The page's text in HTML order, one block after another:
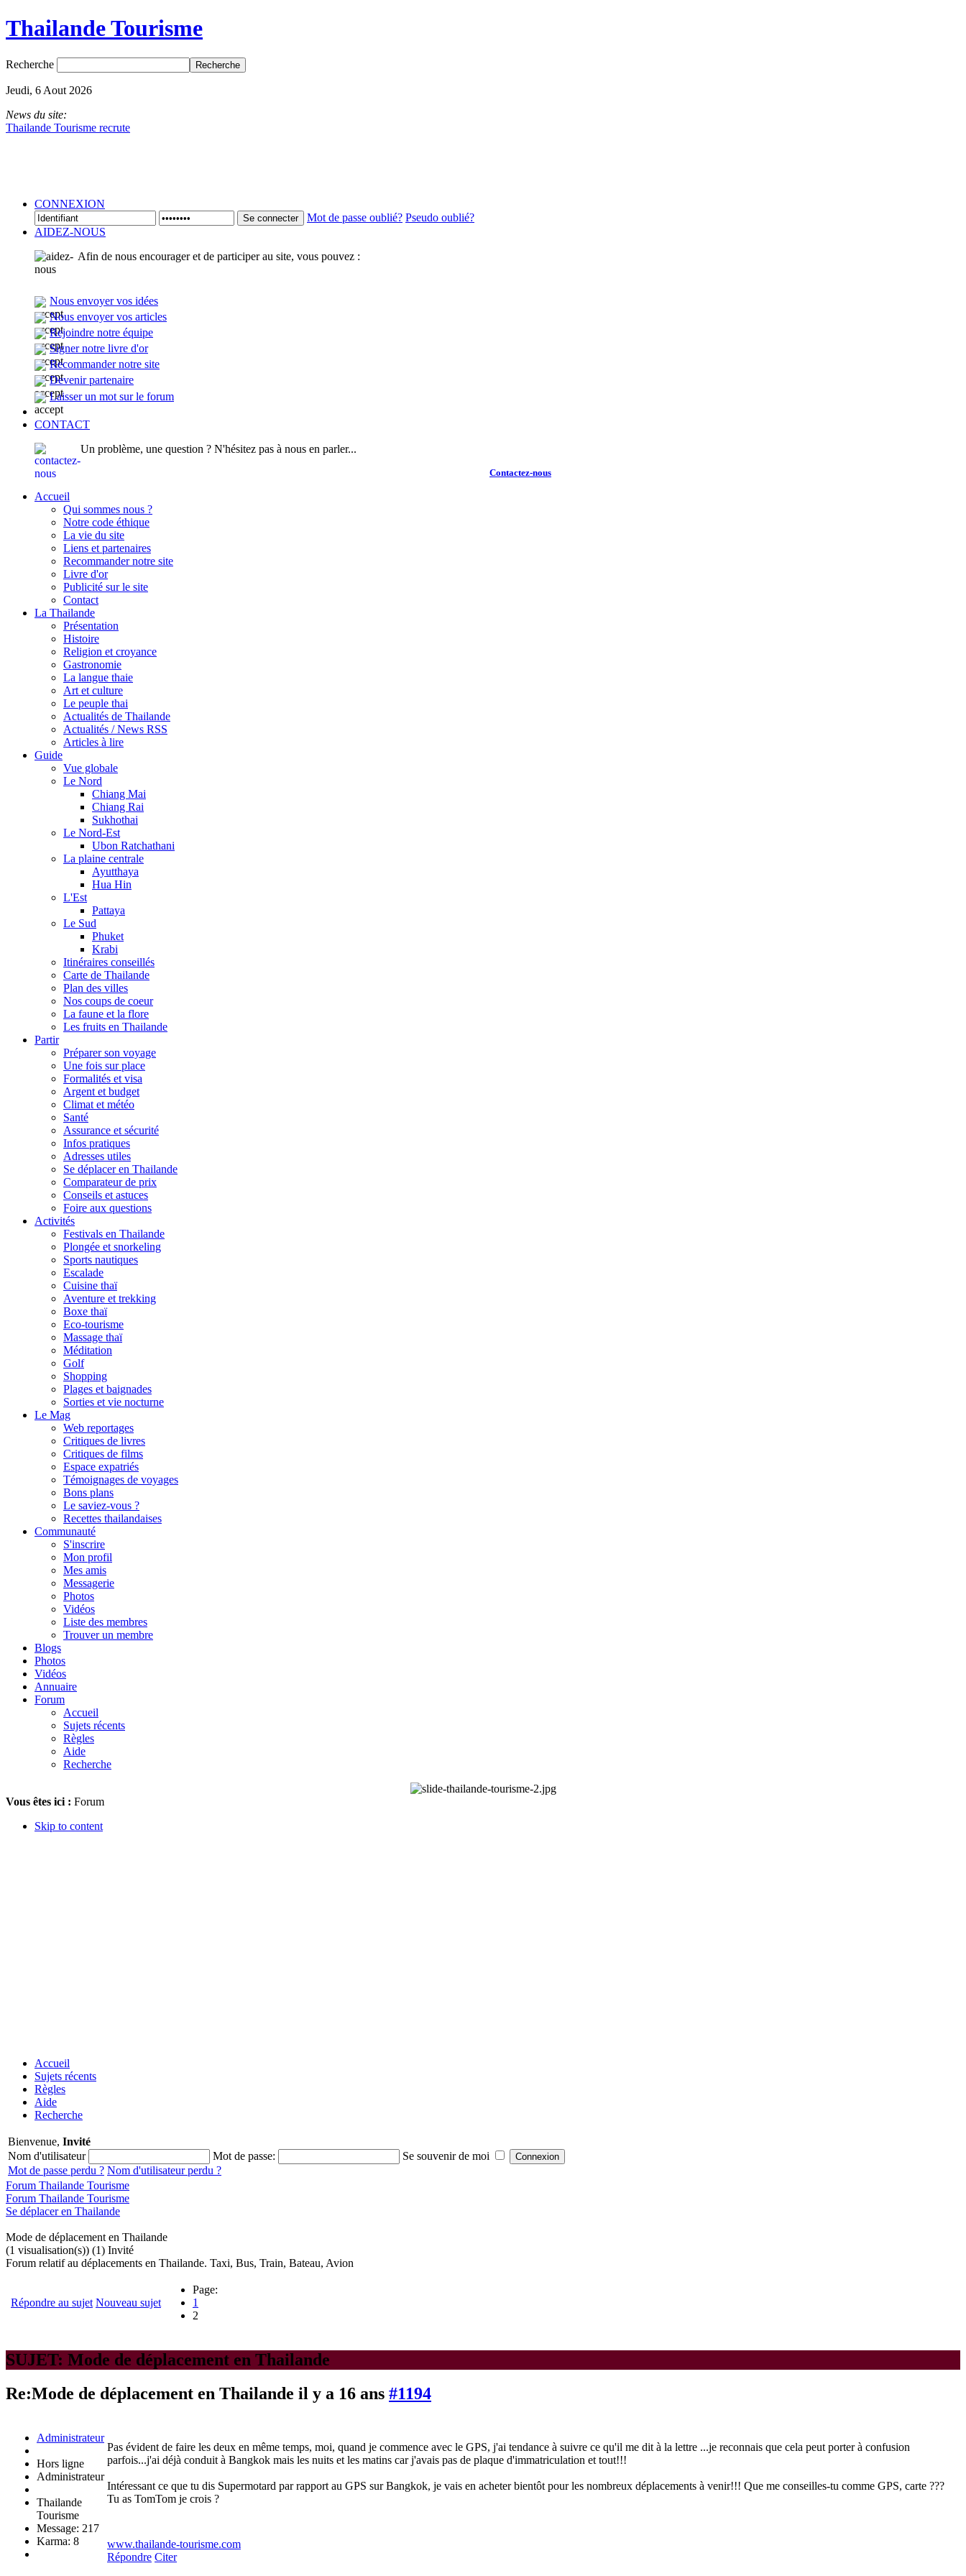
Thailande Tourisme
Recherche
Jeudi, 6 Aout 2026
News du site:
Thailande Tourisme recrute
CONNEXION
Se connecter Mot de passe oublié? Pseudo oublié?
AIDEZ-NOUS
Afin de nous encourager et de participer au site, vous pouvez :
Nous envoyer vos idées
Nous envoyer vos articles
Rejoindre notre équipe
Signer notre livre d'or
Recommander notre site
Devenir partenaire
Laisser un mot sur le forum
CONTACT
Un problème, une question ? N'hésitez pas à nous en parler...
Contactez-nous
Accueil
Qui sommes nous ?
Notre code éthique
La vie du site
Liens et partenaires
Recommander notre site
Livre d'or
Publicité sur le site
Contact
La Thailande
Présentation
Histoire
Religion et croyance
Gastronomie
La langue thaie
Art et culture
Le peuple thai
Actualités de Thailande
Actualités / News RSS
Articles à lire
Guide
Vue globale
Le Nord
Chiang Mai
Chiang Rai
Sukhothai
Le Nord-Est
Ubon Ratchathani
La plaine centrale
Ayutthaya
Hua Hin
L'Est
Pattaya
Le Sud
Phuket
Krabi
Itinéraires conseillés
Carte de Thailande
Plan des villes
Nos coups de coeur
La faune et la flore
Les fruits en Thailande
Partir
Préparer son voyage
Une fois sur place
Formalités et visa
Argent et budget
Climat et météo
Santé
Assurance et sécurité
Infos pratiques
Adresses utiles
Se déplacer en Thailande
Comparateur de prix
Conseils et astuces
Foire aux questions
Activités
Festivals en Thailande
Plongée et snorkeling
Sports nautiques
Escalade
Cuisine thaï
Aventure et trekking
Boxe thaï
Eco-tourisme
Massage thaï
Méditation
Golf
Shopping
Plages et baignades
Sorties et vie nocturne
Le Mag
Web reportages
Critiques de livres
Critiques de films
Espace expatriés
Témoignages de voyages
Bons plans
Le saviez-vous ?
Recettes thailandaises
Communauté
S'inscrire
Mon profil
Mes amis
Messagerie
Photos
Vidéos
Liste des membres
Trouver un membre
Blogs
Photos
Vidéos
Annuaire
Forum
Accueil
Sujets récents
Règles
Aide
Recherche
Vous êtes ici : Forum
Skip to content
Accueil
Sujets récents
Règles
Aide
Recherche
Bienvenue, Invité
Nom d'utilisateur
Mot de passe:
Se souvenir de moi
Mot de passe perdu ? Nom d'utilisateur perdu ?
Forum Thailande Tourisme
Forum Thailande Tourisme
Se déplacer en Thailande
Mode de déplacement en Thailande
(1 visualisation(s)) (1) Invité
Forum relatif au déplacements en Thailande. Taxi, Bus, Train, Bateau, Avion
Répondre au sujet Nouveau sujet
Page:
1
2
SUJET: Mode de déplacement en Thailande
Re:Mode de déplacement en Thailande il y a 16 ans #1194
Administrateur
Hors ligne
Administrateur
Thailande
Tourisme
Message: 217
Karma: 8
Pas évident de faire les deux en même temps, moi, quand je commence avec le GPS, j'ai tendance à suivre ce qu'il me dit à la lettre ...je reconnais que cela peut porter à confusion
parfois...j'ai déjà conduit à Bangkok mais les nuits et les matins car j'avais pas de plaque d'immatriculation et tout!!!
Intéressant ce que tu dis Supermotard par rapport au GPS sur Bangkok, je vais en acheter bientôt pour les nombreux déplacements à venir!!! Que me conseilles-tu comme GPS, carte ???
Tu as TomTom je crois ?
www.thailande-tourisme.com
Répondre Citer